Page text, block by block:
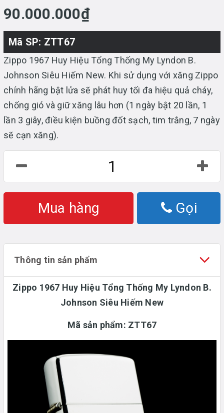
90.000.000₫
Mã SP: ZTT67
Zippo 1967 Huy Hiệu Tổng Thống My Lyndon B.
Johnson Siêu Hiếm New. Khi sử dụng với xăng Zippo
chính hãng bật lửa sẽ phát huy tối đa hiệu quả cháy,
chống gió và giữ xăng lâu hơn (1 ngày bật 20 lần, 1
lần 3 giây, điều kiện buồng đốt sạch, tim trắng, 7 ngày
sẽ cạn xăng).
Mua hàng Gọi
Thông tin sản phẩm
Zippo 1967 Huy Hiệu Tổng Thống My Lyndon B.
Johnson Siêu Hiếm New
Mã sản phẩm: ZTT67